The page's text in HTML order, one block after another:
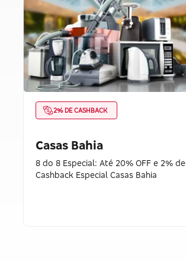
2% DE CASHBACK
Casas Bahia
8 do 8 Especial: Até 20% OFF e 2% de
Cashback Especial Casas Bahia